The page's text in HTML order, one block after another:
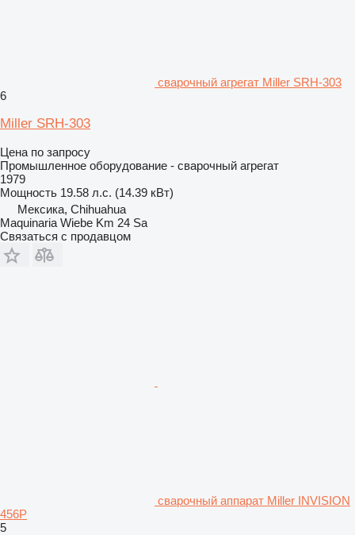
сварочный агрегат Miller SRH-303
6
Miller SRH-303
Цена по запросу
Промышленное оборудование - сварочный агрегат
1979
Мощность 19.58 л.с. (14.39 кВт)
Мексика, Chihuahua
Maquinaria Wiebe Km 24 Sa
Связаться с продавцом
сварочный аппарат Miller INVISION
456P
5